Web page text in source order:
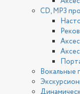
CD, MP3
Вокальные